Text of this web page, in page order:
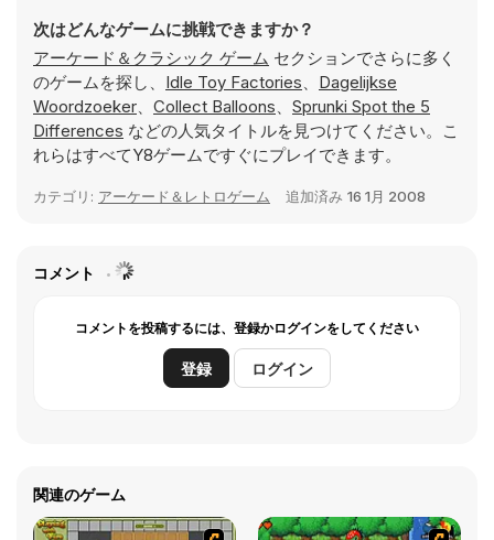
次はどんなゲームに挑戦できますか？
アーケード＆クラシック ゲーム セクションでさらに多く
のゲームを探し、 Idle Toy Factories、 Dagelijkse
Woordzoeker、 Collect Balloons、 Sprunki Spot the 5
Differences などの人気タイトルを見つけてください。こ
れらはすべてY8ゲームですぐにプレイできます。
カテゴリ: アーケード＆レトロゲーム 追加済み 16 1月 2008
コメント
コメントを投稿するには、登録かログインをしてください
登録 ログイン
関連のゲーム